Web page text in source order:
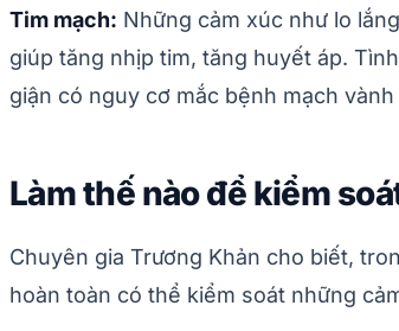
Tim mạch: Những cảm xúc như lo
giúp tăng nhịp tim, tăng huyết áp.
giận có nguy cơ mắc bệnh mạch
Làm thế nào để kiểm
Chuyên gia Trương Khản cho biết,
hoàn toàn có thể kiểm soát những